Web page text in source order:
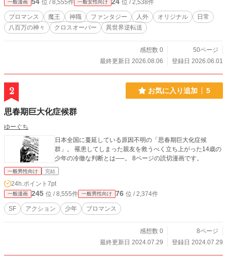
一般漫画 位 / 8,555件 一般女性向け 位 / 2,538件
ブロマンス 魔王 神職 ファンタジー 人外 オリジナル
日常
八百万の神々
クロスオーバー 異世界逆転送
感想数 0
50ページ
最終更新日 2026.08.06
登録日 2026.06.01
2 お気に入り追加 5
思春期巨大化症候群
ゆーぐち
日本全国に蔓延している原因不明の「思春期巨大化症候
群」。 罹患してしまった親友を救うべく立ち上がった14歳の
少年の冷徹な判断とは──。 8ページの読切漫画です。
一般男性向け 完結
24h.ポイント 7pt
一般漫画 245 位 / 8,555件 一般男性向け 76 位 / 2,374件
SF アクション 少年 ブロマンス
感想数 0
8ページ
最終更新日 2024.07.29
登録日 2024.07.29